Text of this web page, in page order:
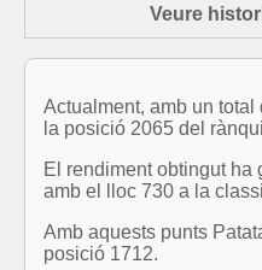
Veure
Actualment, amb un total
la posició 2065 del
El rendiment obtingut ha
amb el lloc 730 a la
Amb aquests punts
posició 1712.